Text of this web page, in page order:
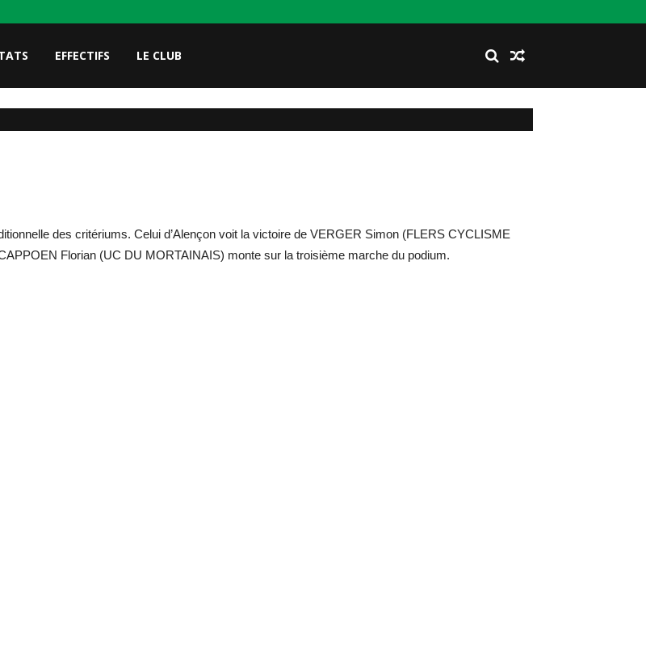
EFFECTIFS LE CLUB
des critériums. Celui d’Alençon voit la victoire de VERGER Simon (FLERS CYCLISME
Florian (UC DU MORTAINAIS) monte sur la troisième marche du podium.